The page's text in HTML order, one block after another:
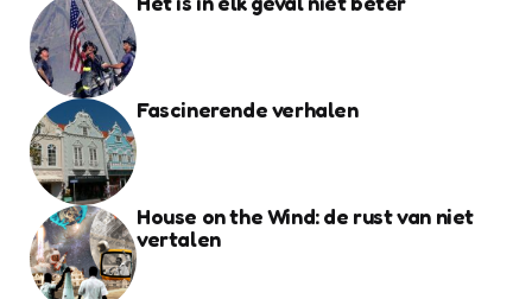
Fascinerende verhalen
House on the Wind: de rust van niet
vertalen